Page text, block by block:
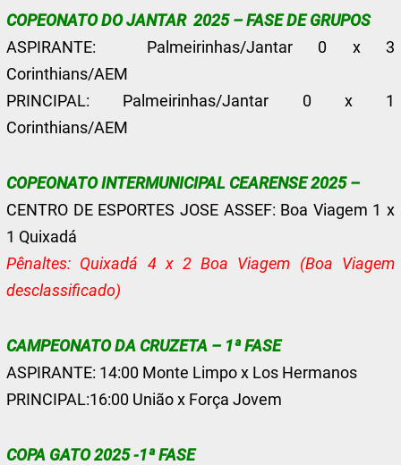
COPEONATO DO JANTAR 2025 – FASE DE GRUPOS
ASPIRANTE: Palmeirinhas/Jantar 0 x 3
Corinthians/AEM
PRINCIPAL: Palmeirinhas/Jantar 0 x 1
Corinthians/AEM
COPEONATO INTERMUNICIPAL CEARENSE 2025 –
CENTRO DE ESPORTES JOSE ASSEF: Boa Viagem 1 x
1 Quixadá
Pênaltes: Quixadá 4 x 2 Boa Viagem (Boa Viagem
desclassificado)
CAMPEONATO DA CRUZETA – 1ª FASE
ASPIRANTE: 14:00 Monte Limpo x Los Hermanos
PRINCIPAL:16:00 União x Força Jovem
COPA GATO 2025 -1ª FASE